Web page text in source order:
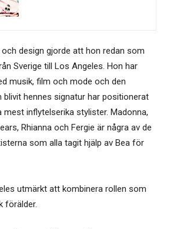
design gjorde att hon redan som
Sverige till Los Angeles. Hon har
musik, film och mode och den
blivit hennes signatur har positionerat
mest inflytelserika stylister. Madonna,
Rhianna och Fergie är några av de
som alla tagit hjälp av Bea för
utmärkt att kombinera rollen som
förälder.